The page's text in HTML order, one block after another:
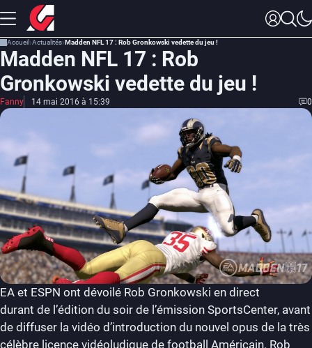
Accueil Actualités Madden NFL 17 : Rob Gronkowski vedette du jeu !
Madden NFL 17 : Rob
Gronkowski vedette du jeu !
Fanny 14 mai 2016 à 15:39 0
EA et ESPN ont dévoilé Rob Gronkowski en direct
durant de l’édition du soir de l’émission SportsCenter, avant
de diffuser la vidéo d’introduction du nouvel opus de la très
célèbre licence vidéoludique de football Américain. Rob